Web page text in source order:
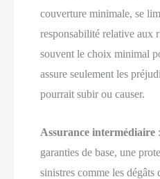
couverture minimale, se
responsabilité relative aux
souvent le choix minimal
assure seulement les
pourrait subir ou causer.
Assurance intermédiaire
garanties de base, une
sinistres comme les dégâts